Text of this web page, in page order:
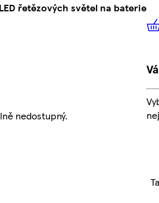
řetězových světel na baterie
nedostupný.